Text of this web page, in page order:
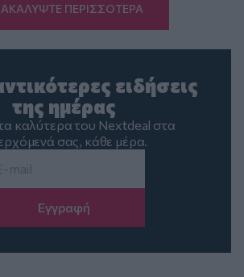
ΠΕΡΙΣΣΟΤΕΡΑ
ειδήσεις
της ημέρας
καλύτερα του Nextdeal στα
σας, κάθε μέρα.